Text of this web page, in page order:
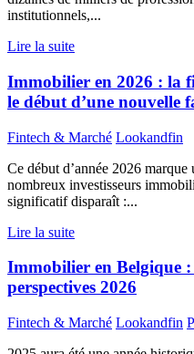
institutionnels,...
Lire la suite
Immobilier en 2026 : la
le début d’une nouvelle
Fintech & Marché Lookandfin
Ce début d’année 2026
nombreux investisseurs
significatif disparaît :...
Lire la suite
Immobilier en Belgique
perspectives 2026
Fintech & Marché Lookandfin